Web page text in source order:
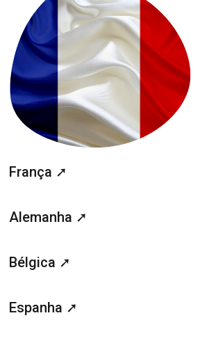
França ➚
Alemanha ➚
Bélgica ➚
Espanha ➚